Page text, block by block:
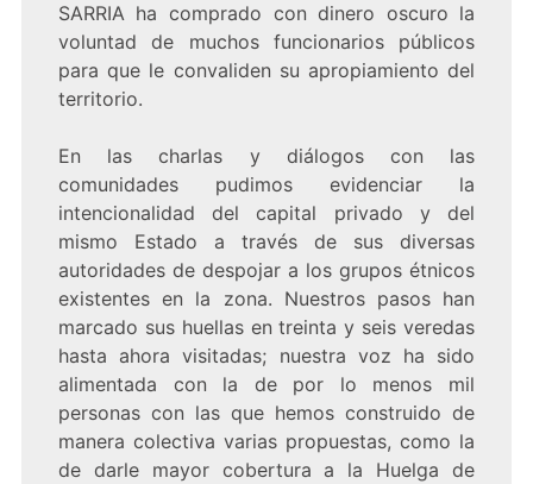
SARRIA ha comprado con dinero oscuro la
voluntad de muchos funcionarios públicos
para que le convaliden su apropiamiento del
territorio.
En las charlas y diálogos con las
comunidades pudimos evidenciar la
intencionalidad del capital privado y del
mismo Estado a través de sus diversas
autoridades de despojar a los grupos étnicos
existentes en la zona. Nuestros pasos han
marcado sus huellas en treinta y seis veredas
hasta ahora visitadas; nuestra voz ha sido
alimentada con la de por lo menos mil
personas con las que hemos construido de
manera colectiva varias propuestas, como la
de darle mayor cobertura a la Huelga de